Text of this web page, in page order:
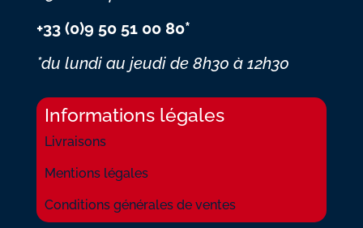
+33 (0)9 50 51 00 80*
*du lundi au jeudi de 8h30 à 12h30
Informations légales
Livraisons
Mentions légales
Conditions générales de ventes